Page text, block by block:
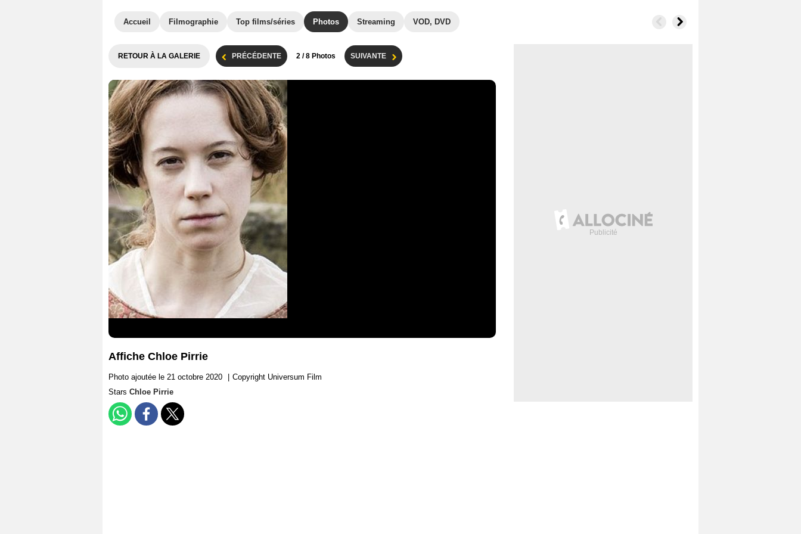
Accueil Filmographie Top films/séries Photos Streaming VOD, DVD
RETOUR À LA GALERIE PRÉCÉDENTE 2 / 8 Photos SUIVANTE
Affiche Chloe Pirrie
Photo ajoutée le 21 octobre 2020
Copyright Universum Film
Stars Chloe Pirrie